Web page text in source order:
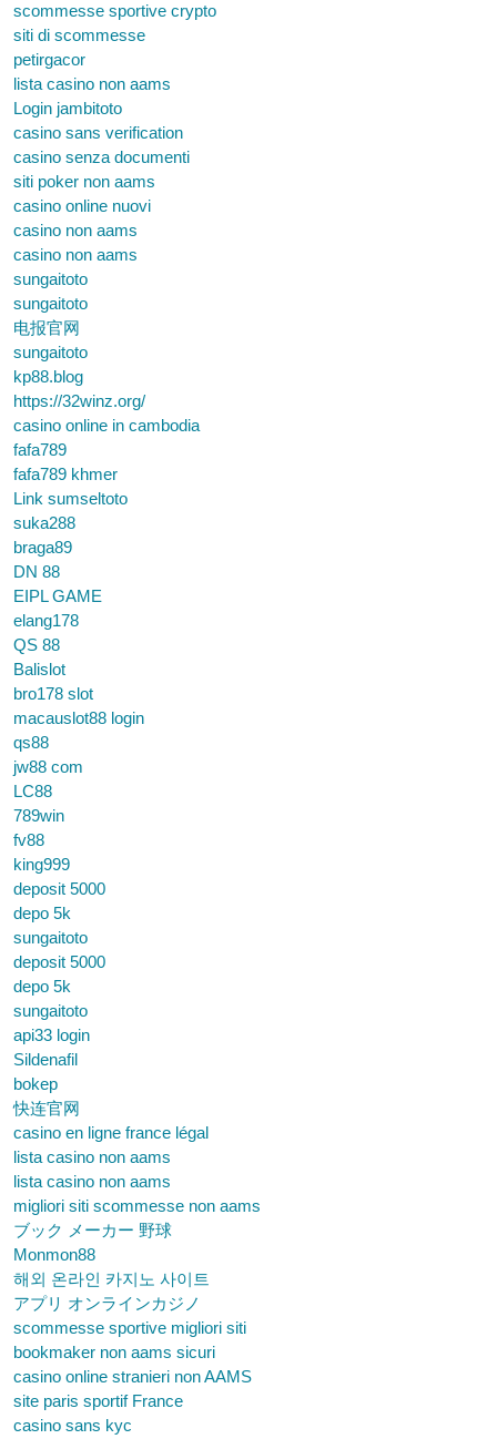
scommesse sportive crypto
siti di scommesse
petirgacor
lista casino non aams
Login jambitoto
casino sans verification
casino senza documenti
siti poker non aams
casino online nuovi
casino non aams
casino non aams
sungaitoto
sungaitoto
电报官网
sungaitoto
kp88.blog
https://32winz.org/
casino online in cambodia
fafa789
fafa789 khmer
Link sumseltoto
suka288
braga89
DN 88
EIPL GAME
elang178
QS 88
Balislot
bro178 slot
macauslot88 login
qs88
jw88 com
LC88
789win
fv88
king999
deposit 5000
depo 5k
sungaitoto
deposit 5000
depo 5k
sungaitoto
api33 login
Sildenafil
bokep
快连官网
casino en ligne france légal
lista casino non aams
lista casino non aams
migliori siti scommesse non aams
ブック メーカー 野球
Monmon88
해외 온라인 카지노 사이트
アプリ オンラインカジノ
scommesse sportive migliori siti
bookmaker non aams sicuri
casino online stranieri non AAMS
site paris sportif France
casino sans kyc